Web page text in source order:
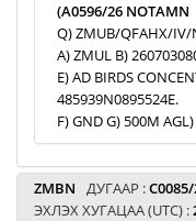
(A0596/26 NOTAMN
Q) ZMUB/QFAHX/
A) ZMUL B)
E) AD BIRDS
485939N0895524E.
F) GND G) 500M AGL)
ZMBN ДУГААР :
ЭХЛЭХ ХУГАЦАА (UTC) :